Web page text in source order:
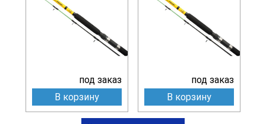
под заказ
В корзину
под заказ
В корзину